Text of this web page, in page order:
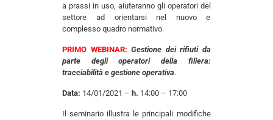
a prassi in uso, aiuteranno gli operatori del
settore ad orientarsi nel nuovo e
complesso quadro normativo.
PRIMO WEBINAR: Gestione dei rifiuti da
parte degli operatori della filiera:
tracciabilità e gestione operativa.
Data: 14/01/2021 – h. 14:00 – 17:00
Il seminario illustra le principali modifiche